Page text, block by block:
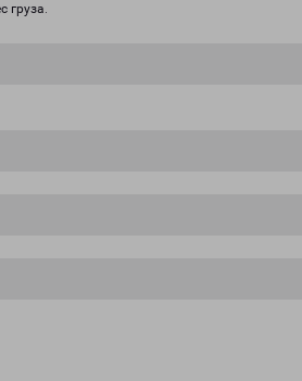
груза.